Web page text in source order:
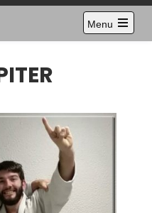
Menu
Open